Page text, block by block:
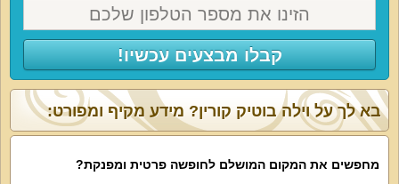
קבלו מבצעים עכשיו!
בא לך על וילה בוטיק קורין? מידע מקיף ומפורט:
מחפשים את המקום המושלם לחופשה פרטית ומפנקת?